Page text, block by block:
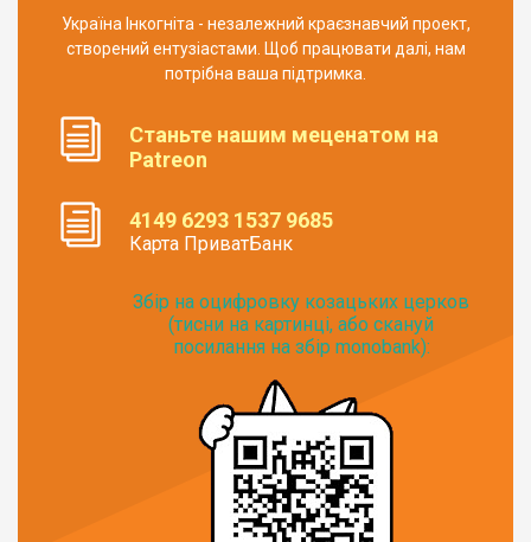
Україна Інкогніта - незалежний краєзнавчий проект,
створений ентузіастами. Щоб працювати далі, нам
потрібна ваша підтримка.
Станьте нашим меценатом на
Patreon
4149 6293 1537 9685
Карта ПриватБанк
Збір на оцифровку козацьких церков
(тисни на картинці, або скануй
посилання на збір monobank):